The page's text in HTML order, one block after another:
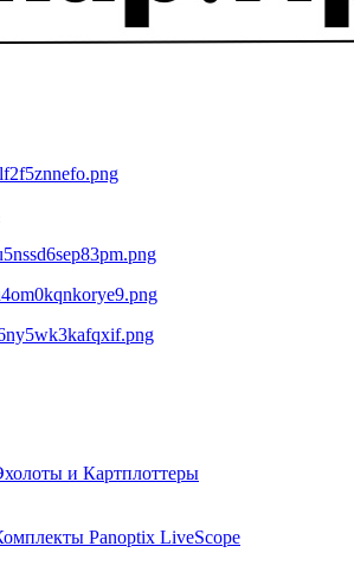
и Картплоттеры
Panoptix LiveScope